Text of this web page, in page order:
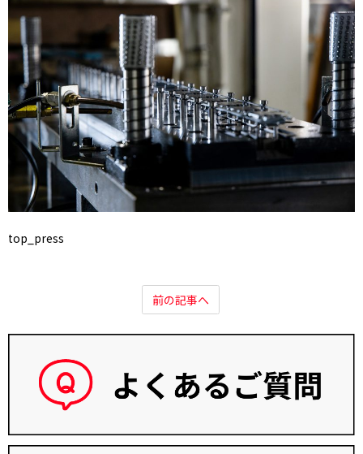
top_press
前の記事へ